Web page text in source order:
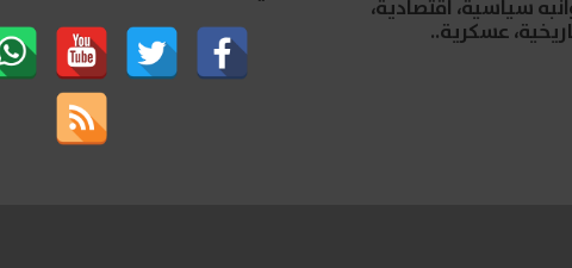
سياسية، اقتصادية،
عسكرية..